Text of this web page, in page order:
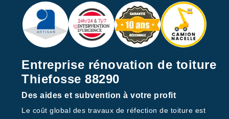
Entreprise rénovation de toiture
Thiefosse 88290
Des aides et subvention à votre profit
Le coût global des travaux de réfection de toiture est